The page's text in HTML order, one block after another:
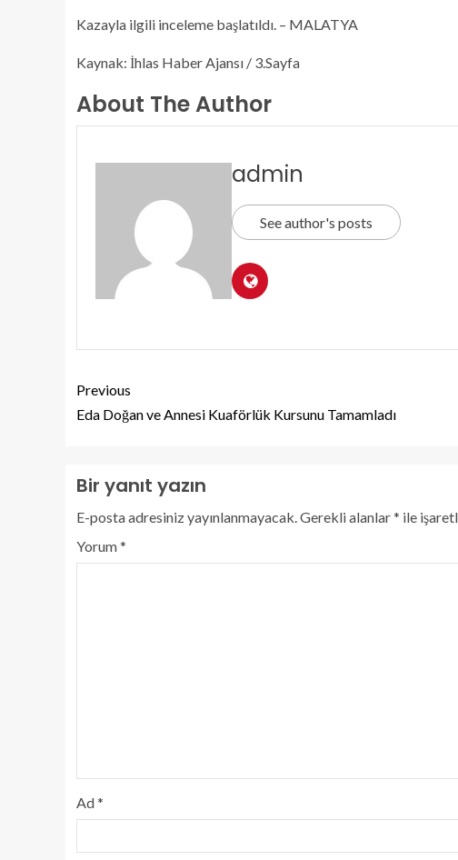
Kazayla ilgili inceleme başlatıldı. – MALATYA
Kaynak: İhlas Haber Ajansı / 3.Sayfa
About The Author
admin
See author's posts
Previous
Eda Doğan ve Annesi Kuaförlük Kursunu Tamamladı
Bir yanıt yazın
E-posta adresiniz yayınlanmayacak.Gerekli alanlar* ile
Yorum*
Ad*